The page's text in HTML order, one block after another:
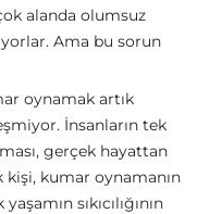
alanda olumsuz
Ama bu sorun
oynamak artık
İnsanların tek
gerçek hayattan
kişi, kumar oynamanın
sıkıcılığının